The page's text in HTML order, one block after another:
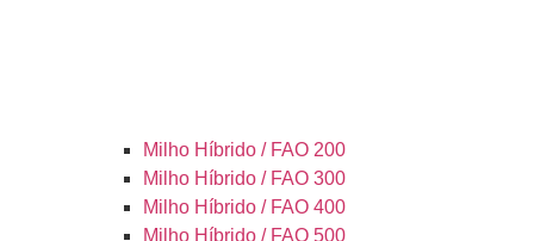
Milho Híbrido / FAO 200
Milho Híbrido / FAO 300
Milho Híbrido / FAO 400
Milho Híbrido / FAO 500